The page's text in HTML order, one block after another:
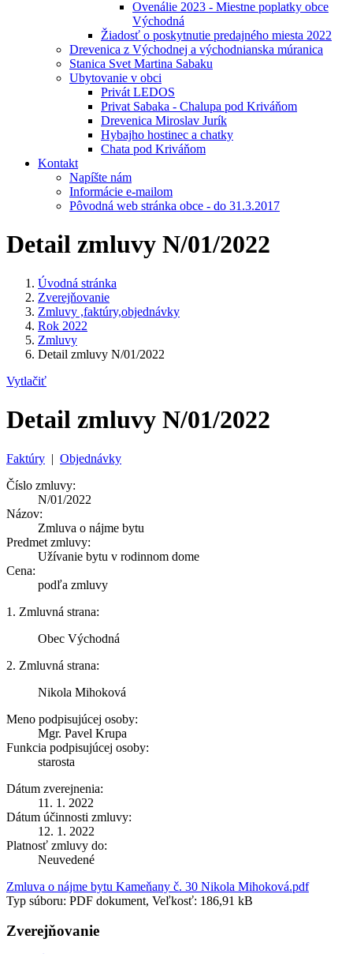
Ovenálie 2023 - Miestne poplatky obce
Východná
Žiadosť o poskytnutie predajného miesta 2022
Drevenica z Východnej a východnianska múranica
Stanica Svet Martina Sabaku
Ubytovanie v obci
Privát LEDOS
Privat Sabaka - Chalupa pod Kriváňom
Drevenica Miroslav Jurík
Hybajho hostinec a chatky
Chata pod Kriváňom
Kontakt
Napíšte nám
Informácie e-mailom
Pôvodná web stránka obce - do 31.3.2017
Detail zmluvy N/01/2022
Úvodná stránka
Zverejňovanie
Zmluvy ,faktúry,objednávky
Rok 2022
Zmluvy
Detail zmluvy N/01/2022
Vytlačiť
Detail zmluvy N/01/2022
Faktúry | Objednávky
Číslo zmluvy:
N/01/2022
Názov:
Zmluva o nájme bytu
Predmet zmluvy:
Užívanie bytu v rodinnom dome
Cena:
podľa zmluvy
1. Zmluvná strana:
Obec Východná
2. Zmluvná strana:
Nikola Mihoková
Meno podpisujúcej osoby:
Mgr. Pavel Krupa
Funkcia podpisujúcej osoby:
starosta
Dátum zverejnenia:
11. 1. 2022
Dátum účinnosti zmluvy:
12. 1. 2022
Platnosť zmluvy do:
Neuvedené
Zmluva o nájme bytu Kameňany č. 30 Nikola Mihoková.pdf
Typ súboru: PDF dokument, Veľkosť: 186,91 kB
Zverejňovanie